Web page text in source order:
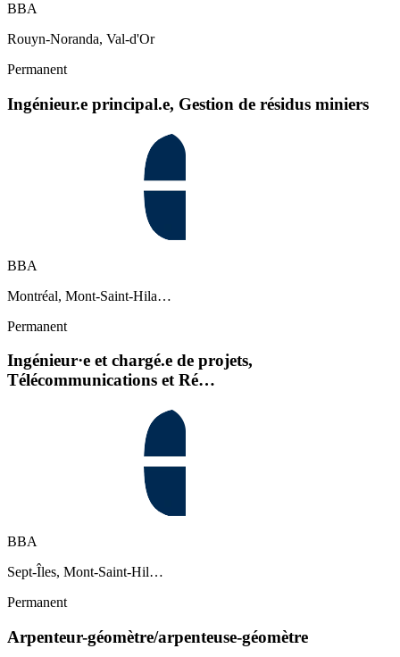
BBA
Rouyn-Noranda, Val-d'Or
Permanent
Ingénieur.e principal.e, Gestion de résidus miniers
BBA
Montréal, Mont-Saint-Hila…
Permanent
Ingénieur·e et chargé.e de projets,
Télécommunications et Ré…
BBA
Sept-Îles, Mont-Saint-Hil…
Permanent
Arpenteur-géomètre/arpenteuse-géomètre